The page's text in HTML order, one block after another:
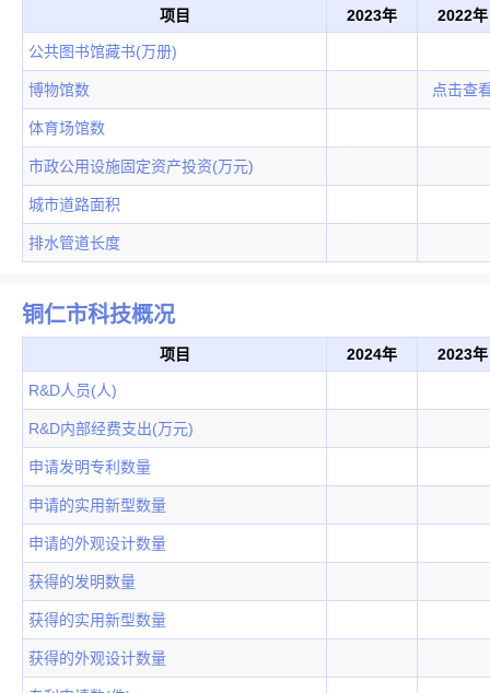
项目 2023年 2022年
公共图书馆藏书(万册)
博物馆数 点击查
体育场馆数
市政公用设施固定资产投资(万元)
城市道路面积
排水管道长度
铜仁市科技概况
项目 2024年 2023年
R&D人员(人)
R&D内部经费支出(万元)
申请发明专利数量
申请的实用新型数量
申请的外观设计数量
获得的发明数量
获得的实用新型数量
获得的外观设计数量